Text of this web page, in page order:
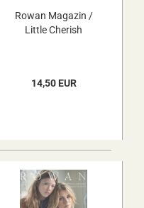
Rowan Magazin /
Little Cherish
14,50 EUR